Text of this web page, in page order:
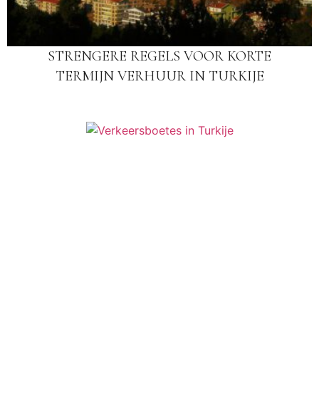
STRENGERE REGELS VOOR KORTE
TERMIJN VERHUUR IN TURKIJE